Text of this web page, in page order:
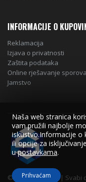
INFORMACIJE O
Reklamacija
Izjava o privatnosti
Zaštita podataka
Online rješavanje sporova
Jamstvo
© Copyright 2018 | Svabi
Naša web stranica
vam pružili najbolje
iskustvo.Informacije o
ili opcije za
upostavkama.
Prihvaćam